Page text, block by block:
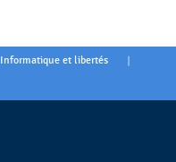
Informatique et libertés |